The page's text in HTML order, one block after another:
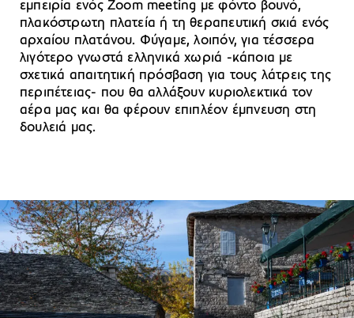
εμπειρία ενός Zoom meeting με φόντο βουνό,
πλακόστρωτη πλατεία ή τη θεραπευτική σκιά ενός
αρχαίου πλατάνου. Φύγαμε, λοιπόν, για τέσσερα
λιγότερο γνωστά ελληνικά χωριά -κάποια με
σχετικά απαιτητική πρόσβαση για τους λάτρεις της
περιπέτειας- που θα αλλάξουν κυριολεκτικά τον
αέρα μας και θα φέρουν επιπλέον έμπνευση στη
δουλειά μας.